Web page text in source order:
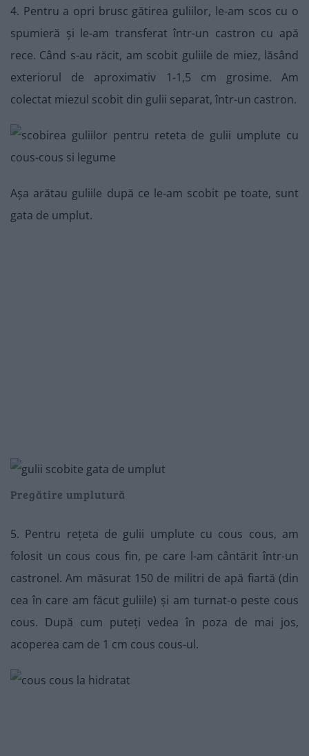
4. Pentru a opri brusc gătirea guliilor, le-am scos cu o
spumieră și le-am transferat într-un castron cu apă
rece. Când s-au răcit, am scobit guliile de miez, lăsând
exteriorul de aproximativ 1-1,5 cm grosime. Am
colectat miezul scobit din gulii separat, într-un castron.
Așa arătau guliile după ce le-am scobit pe toate, sunt
gata de umplut.
Pregătire umplutură
5. Pentru rețeta de gulii umplute cu cous cous, am
folosit un cous cous fin, pe care l-am cântărit într-un
castronel. Am măsurat 150 de militri de apă fiartă (din
cea în care am făcut guliile) și am turnat-o peste cous
cous. După cum puteți vedea în poza de mai jos,
acoperea cam de 1 cm cous cous-ul.